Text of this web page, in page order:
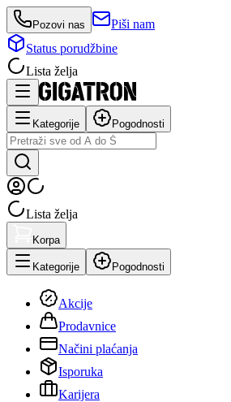
Pozovi nas
Piši nam
Status porudžbine
Lista želja
Kategorije Pogodnosti
Lista želja
Korpa
Kategorije Pogodnosti
Akcije
Prodavnice
Načini plaćanja
Isporuka
Karijera